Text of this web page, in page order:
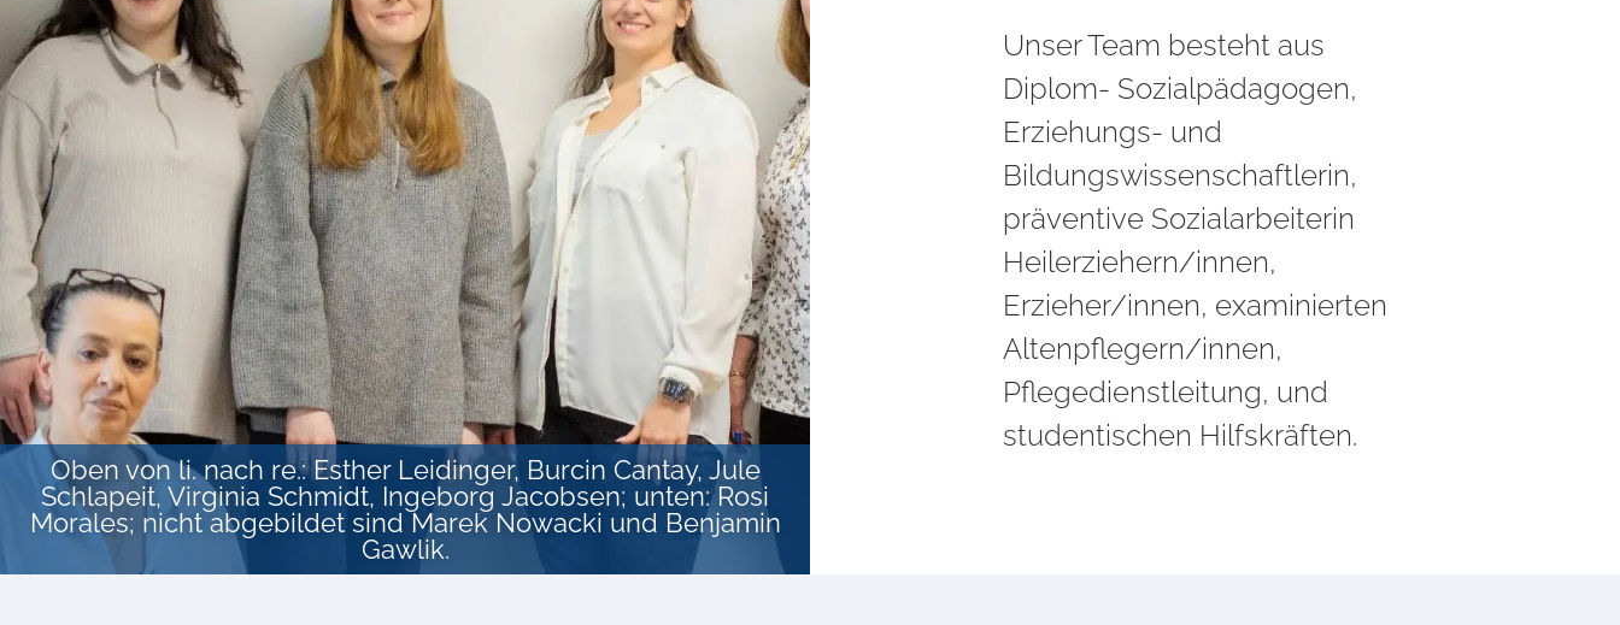
Oben von li. nach re.: Esther Leidinger, Burcin Cantay, Jule
Schlapeit, Virginia Schmidt, Ingeborg Jacobsen; unten: Rosi
Morales; nicht abgebildet sind Marek Nowacki und Benjamin
Gawlik.
Unser Team besteht aus
Diplom- Sozialpädagogen,
Erziehungs- und
Bildungswissenschaftlerin,
präventive Sozialarbeiterin
Heilerziehern/innen,
Erzieher/innen, examinierten
Altenpflegern/innen,
Pflegedienstleitung, und
studentischen Hilfskräften.